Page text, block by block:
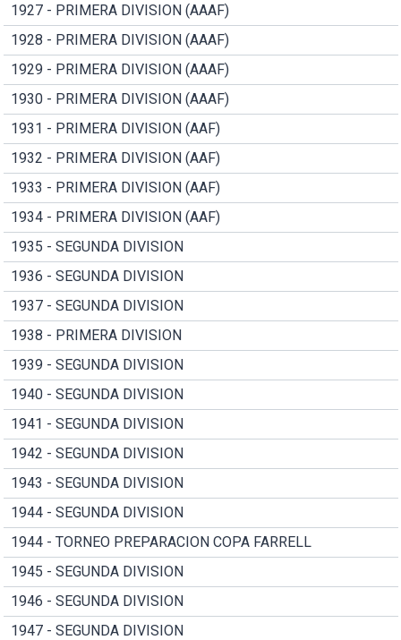
1927 - PRIMERA DIVISION (AAAF)
1928 - PRIMERA DIVISION (AAAF)
1929 - PRIMERA DIVISION (AAAF)
1930 - PRIMERA DIVISION (AAAF)
1931 - PRIMERA DIVISION (AAF)
1932 - PRIMERA DIVISION (AAF)
1933 - PRIMERA DIVISION (AAF)
1934 - PRIMERA DIVISION (AAF)
1935 - SEGUNDA DIVISION
1936 - SEGUNDA DIVISION
1937 - SEGUNDA DIVISION
1938 - PRIMERA DIVISION
1939 - SEGUNDA DIVISION
1940 - SEGUNDA DIVISION
1941 - SEGUNDA DIVISION
1942 - SEGUNDA DIVISION
1943 - SEGUNDA DIVISION
1944 - SEGUNDA DIVISION
1944 - TORNEO PREPARACION COPA FARRELL
1945 - SEGUNDA DIVISION
1946 - SEGUNDA DIVISION
1947 - SEGUNDA DIVISION